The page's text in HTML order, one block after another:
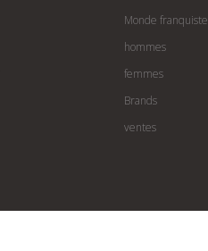
Monde franquiste
hommes
femmes
Brands
ventes